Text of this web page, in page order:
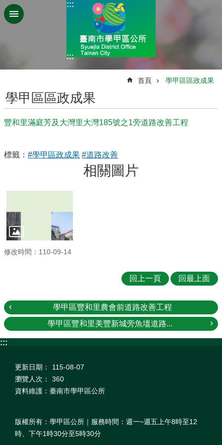
跳到主要內容區塊
:::
:::
首頁 學甲區區政成果
學甲區區政成果
豐和里滿庭芳及大灣里大灣185號之1旁道路改善工程
標籤： #學甲區政成果 #道路改善
相關圖片
修改時間：110-09-14
回上一頁 回最上面
學甲區豐和里農會前道路改善工程
學甲區豐和里美豐新城旁魚塭道路...
:::
更新日期：
115-08-07
瀏覽人次：
360
資料維護：臺南市學甲區公所
版權所有：學甲區公所｜服務時間：週一~週五上午8時至12
時、下午1時30分至5時30分